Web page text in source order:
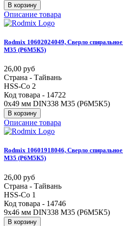
В корзину
Описание товара
Rodmix 10602024049, Сверло спиральное
М35 (Р6М5К5)
26,00 руб
Страна - Тайвань
HSS-Co 2
Код товара - 14722
0х49 мм DIN338 М35 (Р6М5К5)
В корзину
Описание товара
Rodmix 10601918046, Сверло спиральное
М35 (Р6М5К5)
26,00 руб
Страна - Тайвань
HSS-Co 1
Код товара - 14746
9х46 мм DIN338 М35 (Р6М5К5)
В корзину